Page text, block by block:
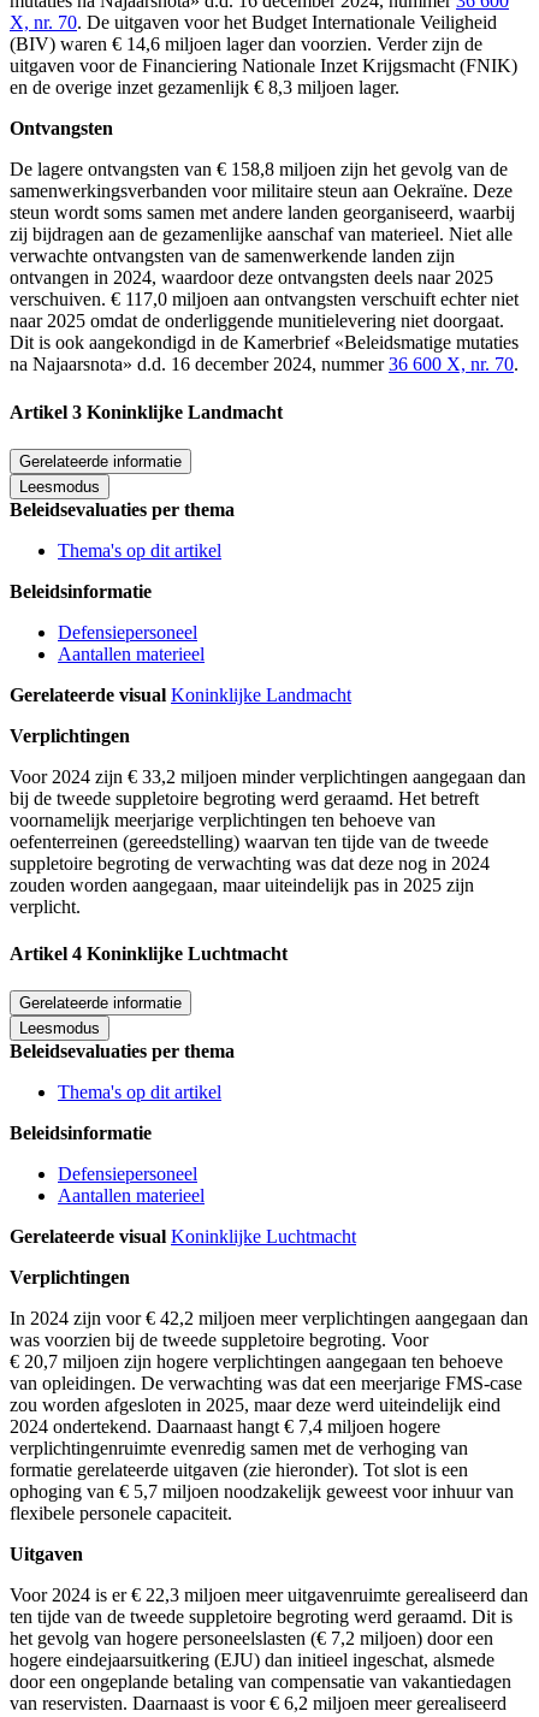
X, nr. 70. De uitgaven voor het Budget Internationale Veiligheid
(BIV) waren € 14,6 miljoen lager dan voorzien. Verder zijn de
uitgaven voor de Financiering Nationale Inzet Krijgsmacht (FNIK)
en de overige inzet gezamenlijk € 8,3 miljoen lager.
Ontvangsten
De lagere ontvangsten van € 158,8 miljoen zijn het gevolg van de
samenwerkingsverbanden voor militaire steun aan Oekraïne. Deze
steun wordt soms samen met andere landen georganiseerd, waarbij
zij bijdragen aan de gezamenlijke aanschaf van materieel. Niet alle
verwachte ontvangsten van de samenwerkende landen zijn
ontvangen in 2024, waardoor deze ontvangsten deels naar 2025
verschuiven. € 117,0 miljoen aan ontvangsten verschuift echter niet
naar 2025 omdat de onderliggende munitielevering niet doorgaat.
Dit is ook aangekondigd in de Kamerbrief «Beleidsmatige mutaties
na Najaarsnota» d.d. 16 december 2024, nummer36 600 X, nr. 70.
Artikel 3 Koninklijke Landmacht
Gerelateerde informatie
Leesmodus
Beleidsevaluaties per thema
Thema's op dit artikel
Beleidsinformatie
Defensiepersoneel
Aantallen materieel
Gerelateerde visual Koninklijke Landmacht
Verplichtingen
Voor 2024 zijn € 33,2 miljoen minder verplichtingen aangegaan dan
bij de tweede suppletoire begroting werd geraamd. Het betreft
voornamelijk meerjarige verplichtingen ten behoeve van
oefenterreinen (gereedstelling) waarvan ten tijde van de tweede
suppletoire begroting de verwachting was dat deze nog in 2024
zouden worden aangegaan, maar uiteindelijk pas in 2025 zijn
verplicht.
Artikel 4 Koninklijke Luchtmacht
Gerelateerde informatie
Leesmodus
Beleidsevaluaties per thema
Thema's op dit artikel
Beleidsinformatie
Defensiepersoneel
Aantallen materieel
Gerelateerde visual Koninklijke Luchtmacht
Verplichtingen
In 2024 zijn voor € 42,2 miljoen meer verplichtingen aangegaan dan
was voorzien bij de tweede suppletoire begroting. Voor
€ 20,7 miljoen zijn hogere verplichtingen aangegaan ten behoeve
van opleidingen. De verwachting was dat een meerjarige FMS-case
zou worden afgesloten in 2025, maar deze werd uiteindelijk eind
2024 ondertekend. Daarnaast hangt € 7,4 miljoen hogere
verplichtingenruimte evenredig samen met de verhoging van
formatie gerelateerde uitgaven (zie hieronder). Tot slot is een
ophoging van € 5,7 miljoen noodzakelijk geweest voor inhuur van
flexibele personele capaciteit.
Uitgaven
Voor 2024 is er € 22,3 miljoen meer uitgavenruimte gerealiseerd dan
ten tijde van de tweede suppletoire begroting werd geraamd. Dit is
het gevolg van hogere personeelslasten (€ 7,2 miljoen) door een
hogere eindejaarsuitkering (EJU) dan initieel ingeschat, alsmede
door een ongeplande betaling van compensatie van vakantiedagen
van reservisten. Daarnaast is voor € 6,2 miljoen meer gerealiseerd